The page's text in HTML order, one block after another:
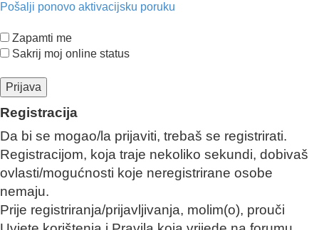
Pošalji ponovo aktivacijsku poruku
Zapamti me
Sakrij moj online status
Registracija
Da bi se mogao/la prijaviti, trebaš se registrirati.
Registracijom, koja traje nekoliko sekundi, dobivaš
ovlasti/mogućnosti koje neregistrirane osobe
nemaju.
Prije registriranja/prijavljivanja, molim(o), prouči